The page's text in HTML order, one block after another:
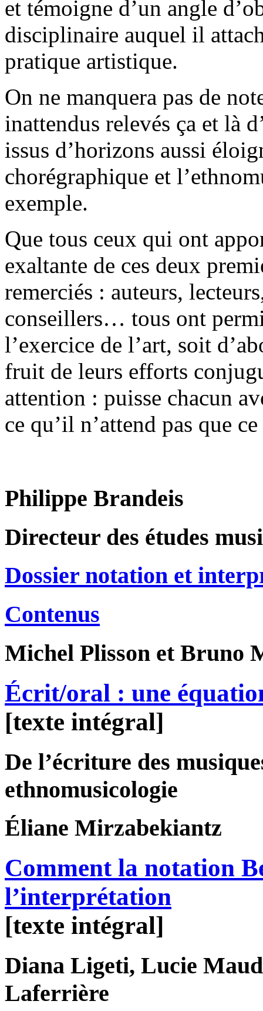
et témoigne d’un angle
disciplinaire auquel il
pratique artistique.
On ne manquera pas de
inattendus relevés ça et là
issus d’horizons aussi
chorégraphique et
exemple.
Que tous ceux qui ont
exaltante de ces deux
remerciés : auteurs,
conseillers… tous ont
l’exercice de l’art, soit
fruit de leurs efforts
attention : puisse chacun
ce qu’il n’attend pas que
Philippe Brandeis
Directeur des études
Dossier notation et
Contenus
Michel Plisson et Bruno
Écrit/oral : une
[texte intégral]
De l’écriture des
ethnomusicologie
Éliane Mirzabekiantz
Comment la notation
l’interprétation
[texte intégral]
Diana Ligeti, Lucie
Laferrière